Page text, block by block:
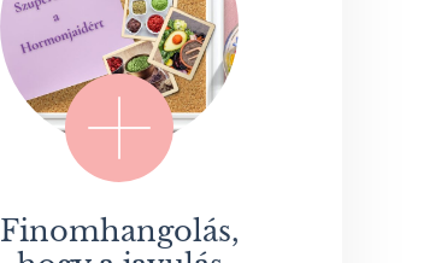
Finomhangolás,